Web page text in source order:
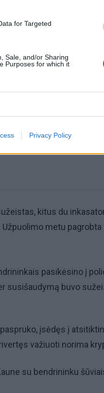
for Targeted
Sale, and/or Sharing
Purposes for which it
Privacy Policy
vaidmenys išliks
kitus du
metu pagrobta
pasikėsino į
susišaudymą buvo
įsėdęs į
važiuoti norima
su bendrininku